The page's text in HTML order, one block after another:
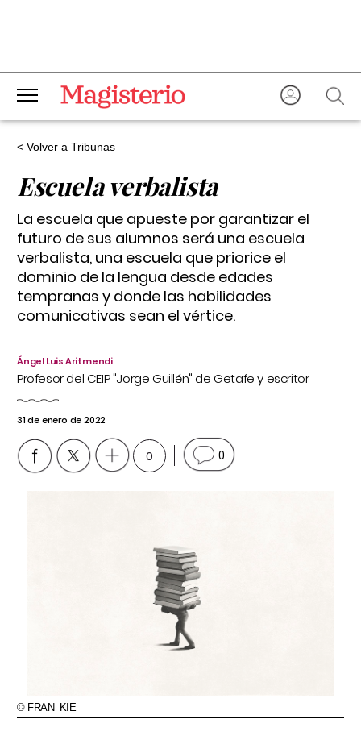
< Volver a Tribunas
Escuela verbalista
La escuela que apueste por garantizar el
futuro de sus alumnos será una escuela
verbalista, una escuela que priorice el
dominio de la lengua desde edades
tempranas y donde las habilidades
comunicativas sean el vértice.
Ángel Luis Aritmendi
Profesor del CEIP "Jorge Guillén" de Getafe y escritor
31 de enero de 2022
0 0
© FRAN_KIE